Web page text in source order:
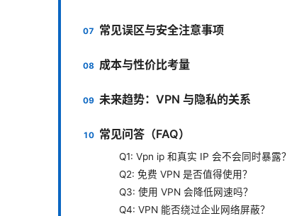
常见误区与安全注意事项
成本与性价比考量
未来趋势：VPN 与隐私的关系
常见问答（FAQ）
Q1: Vpn ip 和真实 IP 会不会同时暴露？
Q2: 免费 VPN 是否值得使用？
Q3: 使用 VPN 会降低网速吗？
Q4: VPN 能否绕过企业网络屏蔽？